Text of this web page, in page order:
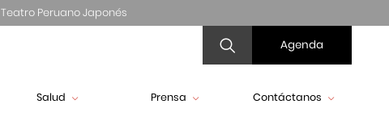
Teatro Peruano Japonés
Agenda
Salud Prensa Contáctanos